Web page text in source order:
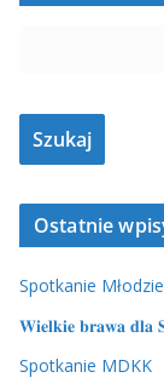
Ostatnie
Spotkanie
𝐖𝐢𝐞𝐥𝐤𝐢𝐞 𝐛𝐫𝐚𝐰𝐚 𝐝𝐥𝐚
Spotkanie MDKK